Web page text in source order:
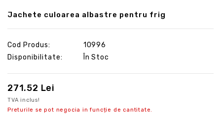
Jachete culoarea albastre pentru frig
Cod Produs:
10996
Disponibilitate:
În Stoc
271.52 Lei
TVA inclus!
Preturile se pot negocia in funcție de cantitate.